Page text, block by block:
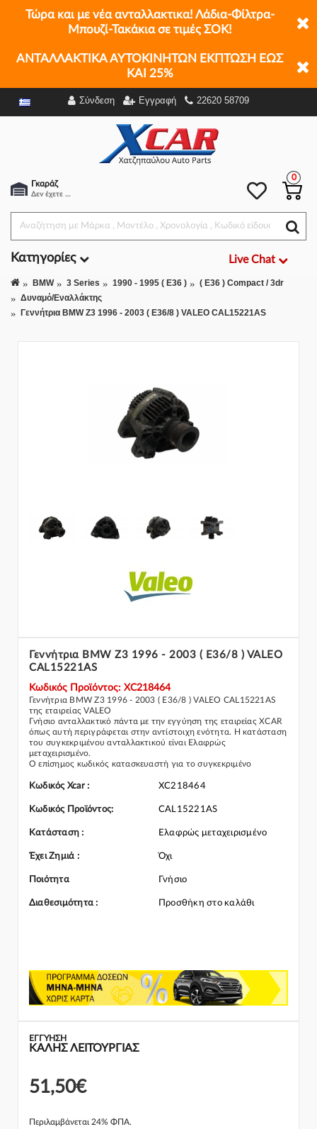
Τώρα και με νέα ανταλλακτικα! Λάδια-Φίλτρα-
Μπουζί-Τακάκια σε τιμές ΣΟΚ!
ΑΝΤΑΛΛΑΚΤΙΚΑ ΑΥΤΟΚΙΝΗΤΩΝ ΕΚΠΤΩΣΗ ΕΩΣ
ΚΑΙ 25%
Σύνδεση Εγγραφή 22620 58709
Γκαράζ
Δεν έχετε επιλέξει αμάξι.
0
Κατηγορίες Live Chat
51,50€ - +
BMW 3 Series 1990 - 1995 ( E36 )
( E36 ) Compact / 3dr
Δυναμό/Εναλλάκτης
Γεννήτρια BMW Z3 1996 - 2003 ( E36/8 ) VALEO CAL15221AS
Γεννήτρια BMW Z3 1996 - 2003 ( E36/8 ) VALEO
CAL15221AS
Κωδικός Προϊόντος: XC218464
Γεννήτρια BMW Z3 1996 - 2003 ( E36/8 ) VALEO CAL15221AS
της εταιρείας VALEO
Γνήσιο ανταλλακτικό πάντα με την εγγύηση της εταιρείας XCAR
όπως αυτή περιγράφεται στην αντίστοιχη ενότητα. Η κατάσταση
του συγκεκριμένου ανταλλακτικού είναι Ελαφρώς
μεταχειρισμένο.
Ο επίσημος κωδικός κατασκευαστή για το συγκεκριμένο
Για την τοποθέτηση του συγκεκριμένου ανταλλακτικού
Σε περίπτωση που δεν γνωρίζεται αν το συγκεκριμένο
ανταλλακτικό ταιριάζει στο αυτοκίνητό σας μην διστάσετε να
επικοινωνήσετε μαζί μας και θα σας κατατοπίσουμε πλήρως
καθώς διαθέτουμε πλούσια γκάμα από Δυναμό/Εναλλάκτης και
Κωδικός Xcar : XC218464
Κωδικός Προϊόντος: CAL15221AS
Κατάσταση : Ελαφρώς μεταχειρισμένο
Έχει Ζημιά : Όχι
Ποιότητα Γνήσιο
Διαθεσιμότητα : Προσθήκη στο καλάθι
ΕΓΓΎΗΣΗ
ΚΑΛΗΣ ΛΕΙΤΟΥΡΓΙΑΣ
51,50€
Περιλαμβάνεται 24% ΦΠΑ.